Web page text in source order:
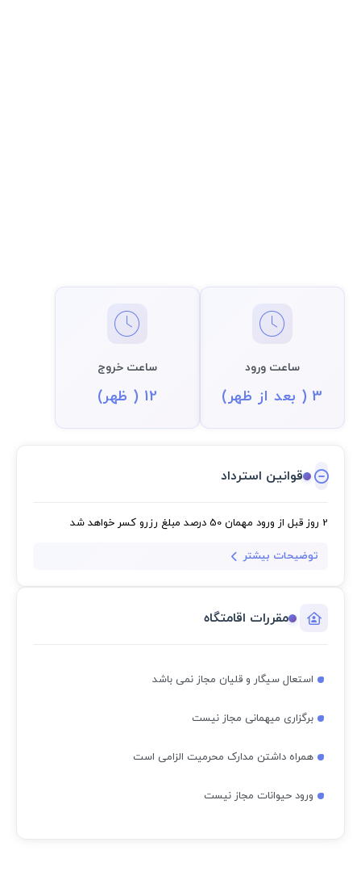
ساعت ورود
3 ( بعد از ظهر)
ساعت خروج
12 ( ظهر)
قوانین استرداد
2 روز قبل از ورود مهمان 50 درصد مبلغ رزرو کسر خواهد شد
توضیحات بیشتر
مقررات اقامتگاه
استعال سیگار و قلیان مجاز نمی باشد
برگزاری میهمانی مجاز نیست
همراه داشتن مدارک محرمیت الزامی است
ورود حیوانات مجاز نیست